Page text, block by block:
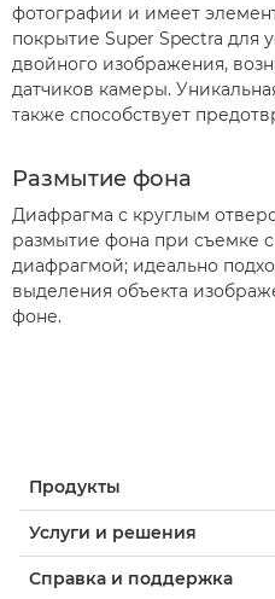
фотографии и имеет
покрытие Super Spectra для
двойного изображения,
датчиков камеры.
также способствует
Размытие фона
Диафрагма с круглым
размытие фона при съемке
диафрагмой; идеально
выделения объекта
фоне.
Продукты
Услуги и решения
Справка и поддержка